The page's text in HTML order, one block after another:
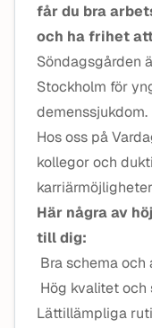
får du bra
och ha frihet
Söndagsgården
Stockholm för
demenssjukdom.
Hos oss på
kollegor och
Här några av
till dig:
Bra schema
Hög kvalitet
Lättillämpliga